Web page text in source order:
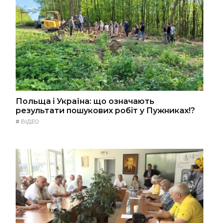
Польща і Україна: що означають
результати пошукових робіт у Пужниках!?
# ВІДЕО